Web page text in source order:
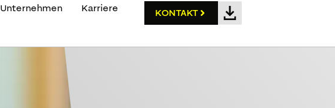
Unternehmen Karriere KONTAKT